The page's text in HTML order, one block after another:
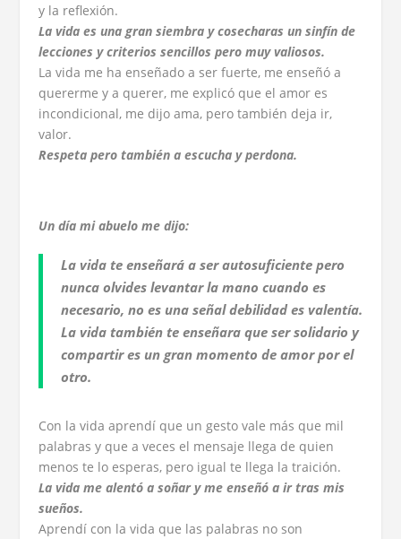
y la reflexión.
La vida es una gran siembra y cosecharas un sinfín de
lecciones y criterios sencillos pero muy valiosos.
La vida me ha enseñado a ser fuerte, me enseñó a
quererme y a querer, me explicó que el amor es
incondicional, me dijo ama, pero también deja ir,
valor.
Respeta pero también a escucha y perdona.
Un día mi abuelo me dijo:
La vida te enseñará a ser autosuficiente pero
nunca olvides levantar la mano cuando es
necesario, no es una señal debilidad es valentía.
La vida también te enseñara que ser solidario y
compartir es un gran momento de amor por el
otro.
Con la vida aprendí que un gesto vale más que mil
palabras y que a veces el mensaje llega de quien
menos te lo esperas, pero igual te llega la traición.
La vida me alentó a soñar y me enseñó a ir tras mis
sueños.
Aprendí con la vida que las palabras no son